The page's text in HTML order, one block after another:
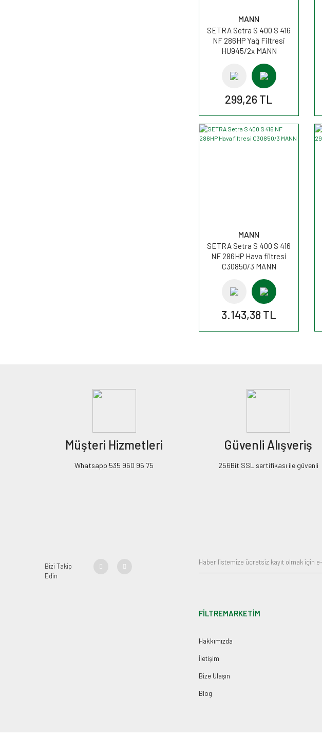
MANN
SETRA Setra S 400 S 416
NF 286HP Yağ Filtresi
HU945/2x MANN
299,26 TL
MANN
SETRA Setra S 400 S 416
NF 286HP Hava filtresi
C30850/3 MANN
3.143,38 TL
Müşteri Hizmetleri
Whatsapp 535 960 96 75
Güvenli Alışveriş
256Bit SSL sertifikası ile güvenli
Bizi Takip
Edin
FİLTREMARKETİM
Hakkımızda
İletişim
Bize Ulaşın
Blog